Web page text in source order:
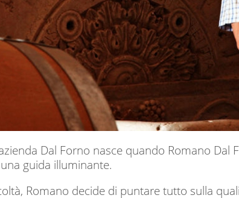
Dal Forno nasce quando Romano
guida illuminante.
Romano decide di puntare tutto sulla